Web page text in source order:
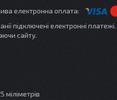
підключені електронні
сайту.
міліметрів